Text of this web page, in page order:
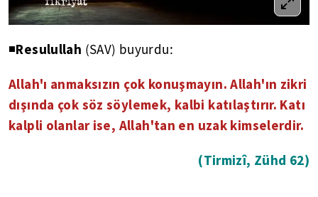
◾Resulullah (SAV) buyurdu:
Allah'ı anmaksızın çok konuşmayın. Allah'ın zikri
dışında çok söz söylemek, kalbi katılaştırır. Katı
kalpli olanlar ise, Allah'tan en uzak kimselerdir.
(Tirmizî, Zühd 62)